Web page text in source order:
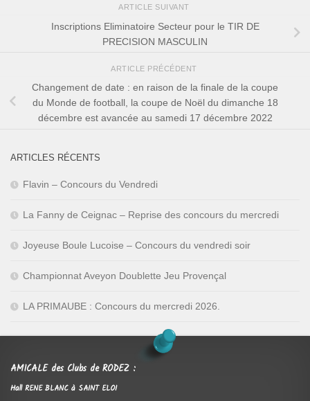
ARTICLE SUIVANT
Inscriptions Eliminatoire Secteur pour le TIR DE
PRECISION MASCULIN
ARTICLE PRÉCÉDENT
Changement de date : en raison de la finale de la coupe
du Monde de football, la coupe de Noël du dimanche 18
décembre est avancée au samedi 17 décembre 2022
ARTICLES RÉCENTS
Flavin – Concours du Vendredi
La Fanny de Ceignac – Reprise des concours du mercredi
Joyeuse Boule Lucoise – Concours du vendredi soir
Championnat Aveyon Doublette Jeu Provençal
LA PRIMAUBE : Concours du mercredi 2026.
AMICALE des Clubs de RODEZ :
Hall RENE BLANC à SAINT ELOI